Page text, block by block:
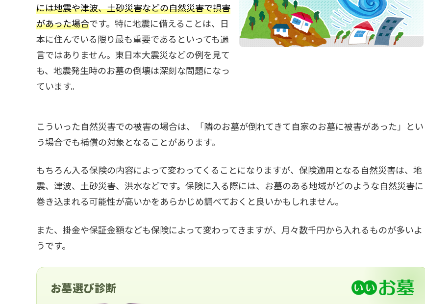
には地震や津波、土砂災害などの自然災害で損害
があった場合です。特に地震に備えることは、日
本に住んでいる限り最も重要であるといっても過
言ではありません。東日本大震災などの例を見て
も、地震発生時のお墓の倒壊は深刻な問題になっ
ています。
こういった自然災害での被害の場合は、「隣のお墓が倒れてきて自家のお墓に被害があった」とい
う場合でも補償の対象となることがあります。
もちろん入る保険の内容によって変わってくることになりますが、保険適用となる自然災害は、地
震、津波、土砂災害、洪水などです。保険に入る際には、お墓のある地域がどのような自然災害に
巻き込まれる可能性が高いかをあらかじめ調べておくと良いかもしれません。
また、掛金や保証金額なども保険によって変わってきますが、月々数千円から入れるものが多いよ
うです。
お墓選び診断